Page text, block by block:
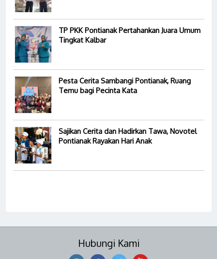
TP PKK Pontianak Pertahankan Juara Umum
Tingkat Kalbar
Pesta Cerita Sambangi Pontianak, Ruang
Temu bagi Pecinta Kata
Sajikan Cerita dan Hadirkan Tawa, Novotel
Pontianak Rayakan Hari Anak
Hubungi Kami